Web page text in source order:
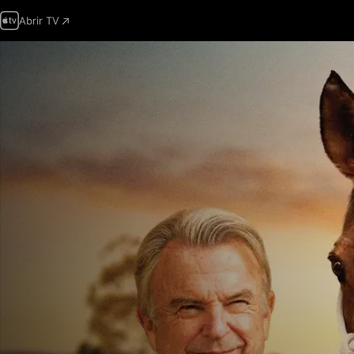
Abrir TV